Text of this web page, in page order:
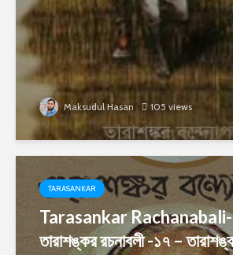
Maksudul Hasan 105 views
TARASANKAR
Tarasankar Rachanabali-
তারাশঙ্কর রচনাবলী -১৭ –